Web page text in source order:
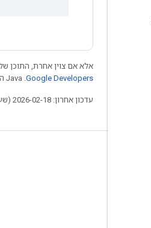
אלא אם צוין אחרת, התוכן של
Google Developers‏.‏ Java הוא סימן מסחרי רשום של חברת Oracle ו/או של השותפים העצמאיים שלה.
עדכון אחרון: 2026-02-18 (שעון UTC).